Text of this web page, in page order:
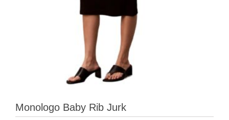
Monologo Baby Rib Jurk